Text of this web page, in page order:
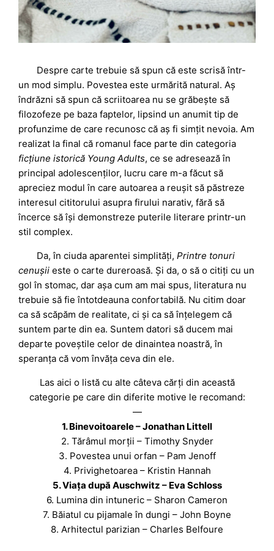
Despre carte trebuie să spun că este scrisă într-
un mod simplu. Povestea este urmărită natural. Aș
îndrăzni să spun că scriitoarea nu se grăbește să
filozofeze pe baza faptelor, lipsind un anumit tip de
profunzime de care recunosc că aș fi simțit nevoia. Am
realizat la final că romanul face parte din categoria
ficțiune istorică Young Adults, ce se adresează în
principal adolescenților, lucru care m-a făcut să
apreciez modul în care autoarea a reușit să păstreze
interesul cititorului asupra firului narativ, fără să
încerce să își demonstreze puterile literare printr-un
stil complex.
Da, în ciuda aparentei simplități,Printre tonuri
cenușii este o carte dureroasă. Și da, o să o citiți cu un
gol în stomac, dar așa cum am mai spus, literatura nu
trebuie să fie întotdeauna confortabilă. Nu citim doar
ca să scăpăm de realitate, ci și ca să înțelegem că
suntem parte din ea. Suntem datori să ducem mai
departe poveștile celor de dinaintea noastră, în
speranța că vom învăța ceva din ele.
Las aici o listă cu alte câteva cărți din această
categorie pe care din diferite motive le recomand:
—
1. Binevoitoarele – Jonathan Littell
2. Tărâmul morții – Timothy Snyder
3. Povestea unui orfan – Pam Jenoff
4. Privighetoarea – Kristin Hannah
5. Viața după Auschwitz – Eva Schloss
6. Lumina din intuneric – Sharon Cameron
7. Băiatul cu pijamale în dungi – John Boyne
8. Arhitectul parizian – Charles Belfoure